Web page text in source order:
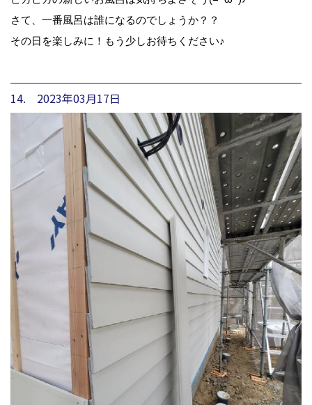
さて、一番風呂は誰になるのでしょうか？？
その日を楽しみに！もう少しお待ちください♪
14. 2023年03月17日